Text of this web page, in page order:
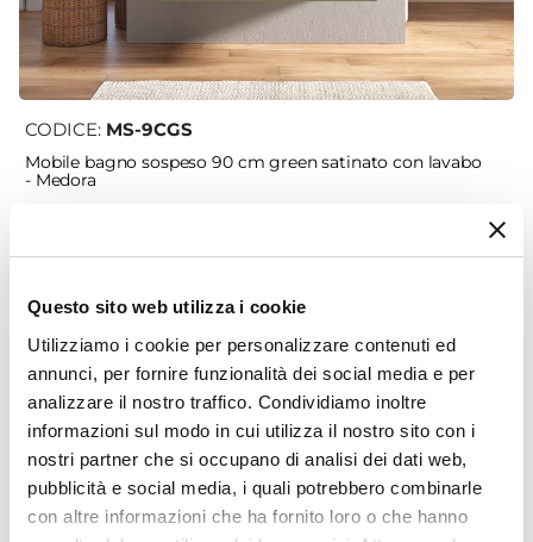
Questo sito web utilizza i cookie
Utilizziamo i cookie per personalizzare contenuti ed
annunci, per fornire funzionalità dei social media e per
analizzare il nostro traffico. Condividiamo inoltre
informazioni sul modo in cui utilizza il nostro sito con i
nostri partner che si occupano di analisi dei dati web,
pubblicità e social media, i quali potrebbero combinarle
con altre informazioni che ha fornito loro o che hanno
CODICE: MS-9CGS
Mobile bagno sospeso 90 cm green satinato con lavabo
- Medora